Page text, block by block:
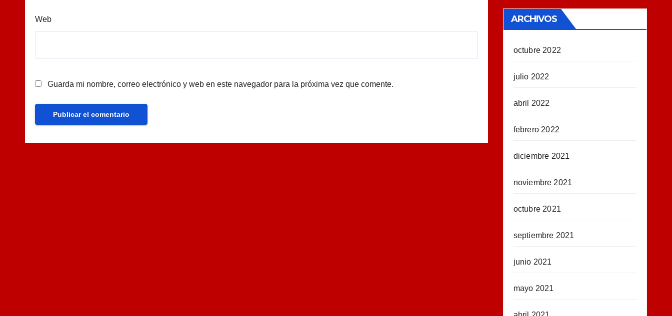
Web
Guarda mi nombre, correo electrónico y web en este navegador para la próxima vez que comente.
ARCHIVOS
octubre 2022
julio 2022
abril 2022
febrero 2022
diciembre 2021
noviembre 2021
octubre 2021
septiembre 2021
junio 2021
mayo 2021